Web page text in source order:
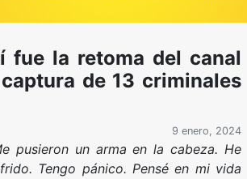
fue la retoma del canal
de 13 criminales
9 enero, 2024
pusieron un arma en la cabeza. He
Tengo pánico. Pensé en mi vida